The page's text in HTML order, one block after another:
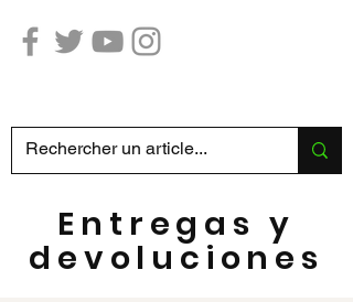
Entregas y
devoluciones